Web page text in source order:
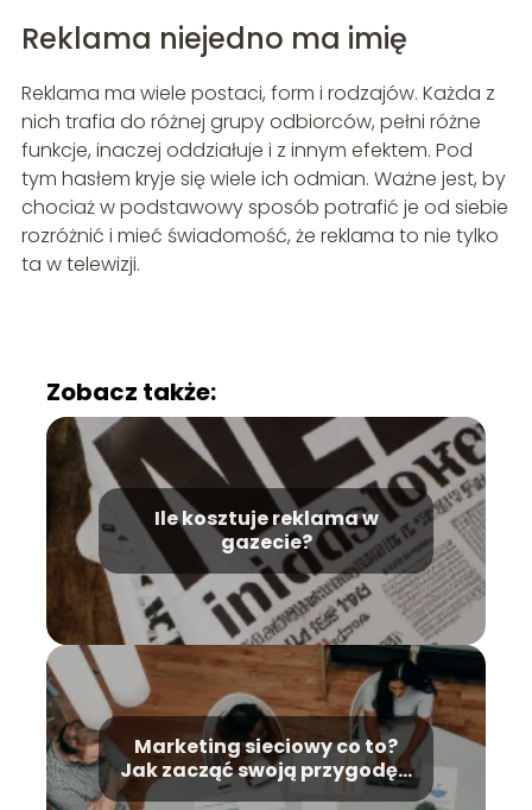
Reklama niejedno ma imię
Reklama ma wiele postaci, form i rodzajów. Każda z
nich trafia do różnej grupy odbiorców, pełni różne
funkcje, inaczej oddziałuje i z innym efektem. Pod
tym hasłem kryje się wiele ich odmian. Ważne jest, by
chociaż w podstawowy sposób potrafić je od siebie
rozróżnić i mieć świadomość, że reklama to nie tylko
ta w telewizji.
Zobacz także:
Ile kosztuje reklama w
gazecie?
Marketing sieciowy co to?
Jak zacząć swoją przygodę z
nim?